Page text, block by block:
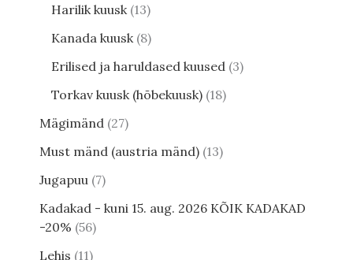
Harilik kuusk 13
Kanada kuusk 8
Erilised ja haruldased kuused 3
Torkav kuusk (hõbekuusk) 18
Mägimänd 27
Must mänd (austria mänd) 13
Jugapuu 7
Kadakad - kuni 15. aug. 2026 KÕIK KADAKAD
-20% 56
Lehis 11